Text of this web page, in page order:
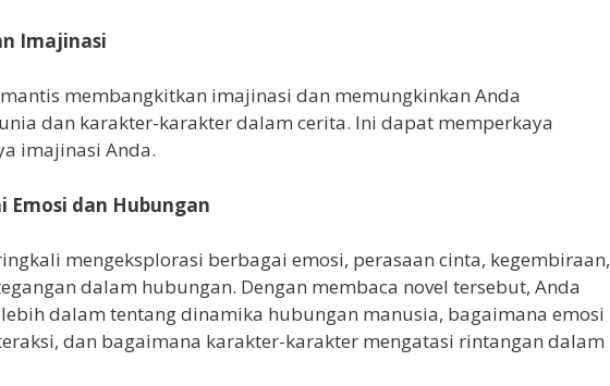
Imajinasi
membangkitkan imajinasi dan memungkinkan Anda
dan karakter-karakter dalam cerita. Ini dapat memperkaya
imajinasi Anda.
Emosi dan Hubungan
mengeksplorasi berbagai emosi, perasaan cinta, kegembiraan,
dalam hubungan. Dengan membaca novel tersebut, Anda
dalam tentang dinamika hubungan manusia, bagaimana emosi
dan bagaimana karakter-karakter mengatasi rintangan dalam